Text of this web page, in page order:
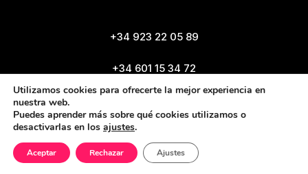
+34 923 22 05 89
+34 601 15 34 72
zoes@zoes.es
Utilizamos cookies para ofrecerte la mejor experiencia en
nuestra web.
Puedes aprender más sobre qué cookies utilizamos o
desactivarlas en los ajustes.
Aceptar Rechazar Ajustes